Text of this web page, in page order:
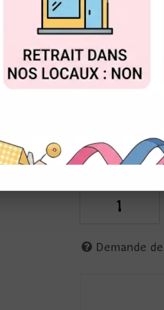
Valable
Réf. :CCL-ES-
Studio Light
Planche de30
press me,
+ flèches
Demande